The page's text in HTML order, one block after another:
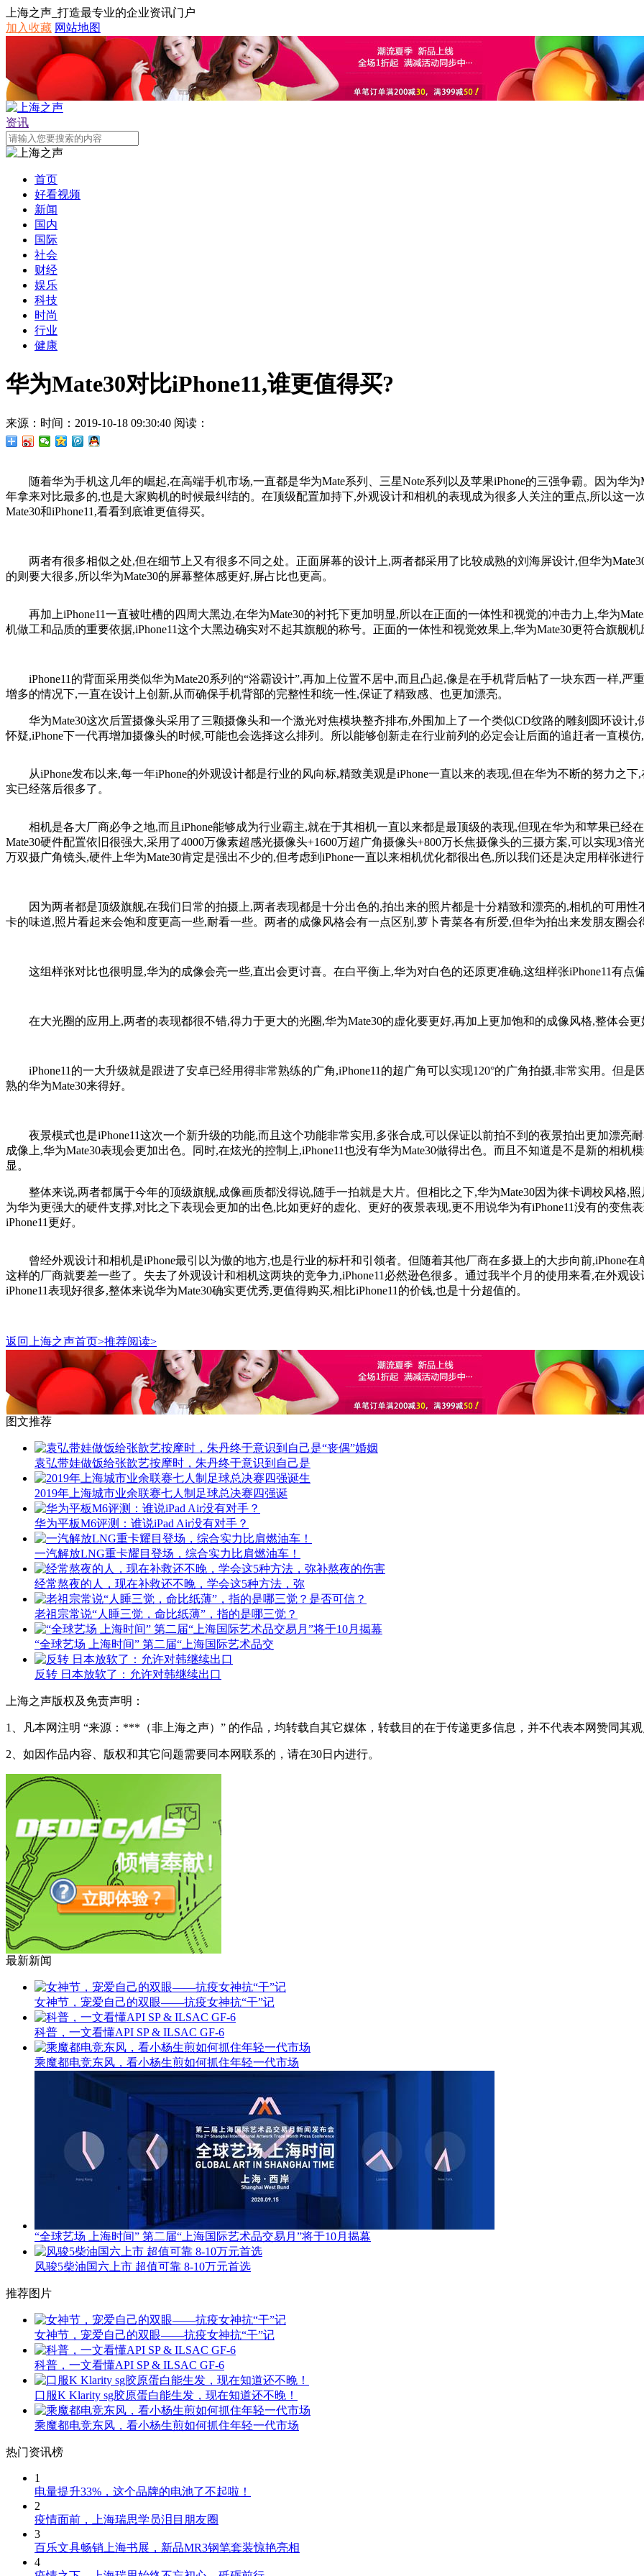
上海之声_打造最专业的企业资讯门户
加入收藏 网站地图
资讯
首页
好看视频
新闻
国内
国际
社会
财经
娱乐
科技
时尚
行业
健康
华为Mate30对比iPhone11,谁更值得买?
来源： 时间：2019-10-18 09:30:40 阅读：
随着华为手机这几年的崛起,在高端手机市场,一直都是华为Mate系列、三星Note系列以及苹果iPhone的三强争霸。因为华
年拿来对比最多的,也是大家购机的时候最纠结的。在顶级配置加持下,外观设计和相机的表现成为很多人关注的重点,所以这
Mate30和iPhone11,看看到底谁更值得买。
两者有很多相似之处,但在细节上又有很多不同之处。正面屏幕的设计上,两者都采用了比较成熟的刘海屏设计,但华为
的则要大很多,所以华为Mate30的屏幕整体感更好,屏占比也更高。
再加上iPhone11一直被吐槽的四周大黑边,在华为Mate30的衬托下更加明显,所以在正面的一体性和视觉的冲击力上,华为
机做工和品质的重要依据,iPhone11这个大黑边确实对不起其旗舰的称号。正面的一体性和视觉效果上,华为Mate30更符合旗舰
iPhone11的背面采用类似华为Mate20系列的“浴霸设计”,再加上位置不居中,而且凸起,像是在手机背后帖了一块东西一样,严
增多的情况下,一直在设计上创新,从而确保手机背部的完整性和统一性,保证了精致感、也更加漂亮。
华为Mate30这次后置摄像头采用了三颗摄像头和一个激光对焦模块整齐排布,外围加上了一个类似CD纹路的雕刻圆环设
怀疑,iPhone下一代再增加摄像头的时候,可能也会选择这么排列。所以能够创新走在行业前列的必定会让后面的追赶者一直模
从iPhone发布以来,每一年iPhone的外观设计都是行业的风向标,精致美观是iPhone一直以来的表现,但在华为不断的努力之下
实已经落后很多了。
相机是各大厂商必争之地,而且iPhone能够成为行业霸主,就在于其相机一直以来都是最顶级的表现,但现在华为和苹果已
Mate30硬件配置依旧很强大,采用了4000万像素超感光摄像头+1600万超广角摄像头+800万长焦摄像头的三摄方案,可以实现3倍
万双摄广角镜头,硬件上华为Mate30肯定是强出不少的,但考虑到iPhone一直以来相机优化都很出色,所以我们还是决定用样张进
因为两者都是顶级旗舰,在我们日常的拍摄上,两者表现都是十分出色的,拍出来的照片都是十分精致和漂亮的,相机的可用
卡的味道,照片看起来会饱和度更高一些,耐看一些。两者的成像风格会有一点区别,萝卜青菜各有所爱,但华为拍出来发朋友圈会
这组样张对比也很明显,华为的成像会亮一些,直出会更讨喜。在白平衡上,华为对白色的还原更准确,这组样张iPhone11有点
在大光圈的应用上,两者的表现都很不错,得力于更大的光圈,华为Mate30的虚化要更好,再加上更加饱和的成像风格,整体会更
iPhone11的一大升级就是跟进了安卓已经用得非常熟练的广角,iPhone11的超广角可以实现120°的广角拍摄,非常实用。但
熟的华为Mate30来得好。
夜景模式也是iPhone11这次一个新升级的功能,而且这个功能非常实用,多张合成,可以保证以前拍不到的夜景拍出更加漂亮
成像上,华为Mate30表现会更加出色。同时,在炫光的控制上,iPhone11也没有华为Mate30做得出色。而且不知道是不是新的相机
显。
整体来说,两者都属于今年的顶级旗舰,成像画质都没得说,随手一拍就是大片。但相比之下,华为Mate30因为徕卡调校风格,
为华为更强大的硬件支撑,对比之下表现会更加的出色,比如更好的虚化、更好的夜景表现,更不用说华为有iPhone11没有的变焦
iPhone11更好。
曾经外观设计和相机是iPhone最引以为傲的地方,也是行业的标杆和引领者。但随着其他厂商在多摄上的大步向前,iPhone
这样的厂商就要差一些了。失去了外观设计和相机这两块的竞争力,iPhone11必然逊色很多。通过我半个月的使用来看,在外观
iPhone11表现好很多,整体来说华为Mate30确实更优秀,更值得购买,相比iPhone11的价钱,也是十分超值的。
返回上海之声首页>推荐阅读>
图文推荐
袁弘带娃做饭给张歆艺按摩时，朱丹终于意识到自己是
2019年上海城市业余联赛七人制足球总决赛四强诞
华为平板M6评测：谁说iPad Air没有对手？
一汽解放LNG重卡耀目登场，综合实力比肩燃油车！
经常熬夜的人，现在补救还不晚，学会这5种方法，弥
老祖宗常说“人睡三觉，命比纸薄”，指的是哪三觉？
“全球艺场 上海时间” 第二届“上海国际艺术品交
反转 日本放软了：允许对韩继续出口
上海之声版权及免责声明：
1、凡本网注明 “来源：***（非上海之声）” 的作品，均转载自其它媒体，转载目的在于传递更多信息，并不代表本网赞同其
2、如因作品内容、版权和其它问题需要同本网联系的，请在30日内进行。
最新新闻
女神节，宠爱自己的双眼——抗疫女神抗“干”记
科普，一文看懂API SP & ILSAC GF-6
乘魔都电竞东风，看小杨生煎如何抓住年轻一代市场
“全球艺场 上海时间” 第二届“上海国际艺术品交易月”将于10月揭幕
风骏5柴油国六上市 超值可靠 8-10万元首选
推荐图片
女神节，宠爱自己的双眼——抗疫女神抗“干”记
科普，一文看懂API SP & ILSAC GF-6
口服K Klarity sg胶原蛋白能生发，现在知道还不晚！
乘魔都电竞东风，看小杨生煎如何抓住年轻一代市场
热门资讯榜
1
电量提升33%，这个品牌的电池了不起啦！
2
疫情面前，上海瑞思学员泪目朋友圈
3
百乐文具畅销上海书展，新品MR3钢笔套装惊艳亮相
4